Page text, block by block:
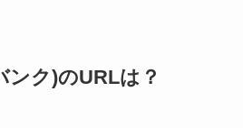
ンク)のURLは？